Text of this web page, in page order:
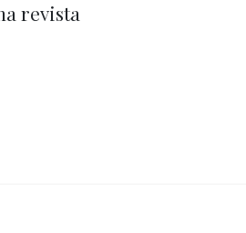
revista